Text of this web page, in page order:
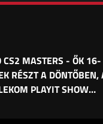
CS2 MASTERS - ŐK 16-
RÉSZT A DÖNTŐBEN,
PLAYIT SHOW…